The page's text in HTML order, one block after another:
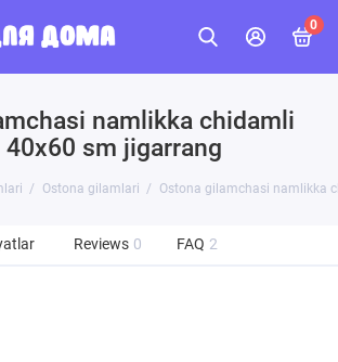
0
namlikka chidamli
sm jigarrang
Ostona gilamlari Ostona gilamchasi namlikka
Reviews 0 FAQ 2